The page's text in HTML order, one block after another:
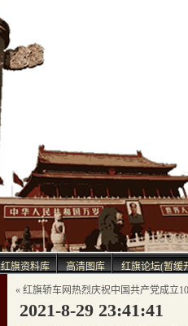
红旗资料库 高清图库 红旗论坛(暂缓
« 红旗轿车网热烈庆祝中国共产党成立
2021-8-29 23:41:41